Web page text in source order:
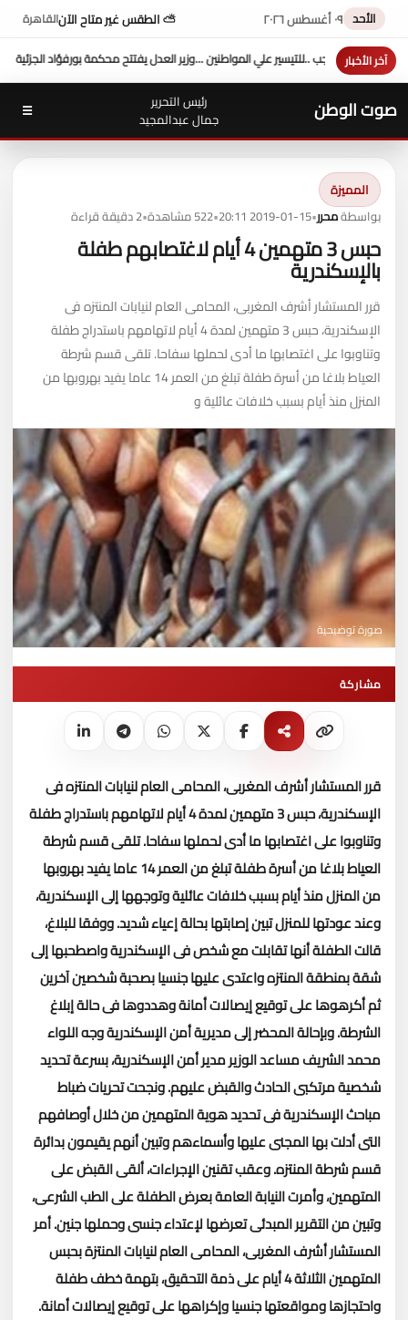
الأحد ٠٩ أغسطس ٢٠٢٦ ⛅ الطقس غير متاح الآنالقاهرة
آخر الأخبار
د. طه محمد أبو الشيخ يكتب : أداء وزارة...وزير العدل يفتتح محكمة بورفؤاد الجزئية
صوت الوطن
رئيس التحرير
جمال عبدالمجيد
☰
المميزة
بواسطةمحرر•
2019-01-15 20:11
•522 مشاهدة •2 دقيقة قراءة
حبس 3 متهمين 4 أيام لاغتصابهم طفلة
بالإسكندرية
قرر المستشار أشرف المغربى، المحامى العام لنيابات المنتزه فى
الإسكندرية، حبس 3 متهمين لمدة 4 أيام لاتهامهم باستدراج طفلة
وتناوبوا على اغتصابها ما أدى لحملها سفاحا. تلقى قسم شرطة
العياط بلاغا من أسرة طفلة تبلغ من العمر 14 عاما يفيد بهروبها من
المنزل منذ أيام بسبب خلافات عائلية و
صورة توضيحية
مشاركة
قرر المستشار أشرف المغربى، المحامى العام لنيابات المنتزه فى
الإسكندرية، حبس 3 متهمين لمدة 4 أيام لاتهامهم باستدراج طفلة
وتناوبوا على اغتصابها ما أدى لحملها سفاحا.تلقى قسم شرطة
العياط بلاغا من أسرة طفلة تبلغ من العمر 14 عاما يفيد بهروبها
من المنزل منذ أيام بسبب خلافات عائلية وتوجهها إلى الإسكندرية،
وعند عودتها للمنزل تبين إصابتها بحالة إعياء شديد.ووفقا للبلاغ،
قالت الطفلة أنها تقابلت مع شخص فى الإسكندرية واصطحبها إلى
شقة بمنطقة المنتزه واعتدى عليها جنسيا بصحبة شخصين آخرين
ثم أكرهوها على توقيع إيصالات أمانة وهددوها فى حالة إبلاغ
الشرطة.وبإحالة المحضر إلى مديرية أمن الإسكندرية وجه اللواء
محمد الشريف مساعد الوزير مدير أمن الإسكندرية، بسرعة تحديد
شخصية مرتكبى الحادث والقبض عليهم.ونجحت تحريات ضباط
مباحث الإسكندرية فى تحديد هوية المتهمين من خلال أوصافهم
التى أدلت بها المجنى عليها وأسماءهم وتبين أنهم يقيمون بدائرة
قسم شرطة المنتزه.وعقب تقنين الإجراءات، ألقى القبض على
المتهمين، وأمرت النيابة العامة بعرض الطفلة على الطب الشرعى،
وتبين من التقرير المبدئى تعرضها لإعتداء جنسى وحملها جنين.أمر
المستشار أشرف المغربى، المحامى العام لنيابات المنتزة بحبس
المتهمين الثلاثة 4 أيام على ذمة التحقيق، بتهمة خطف طفلة
واحتجازها ومواقعتها جنسيا وإكراهها على توقيع إيصالات أمانة.